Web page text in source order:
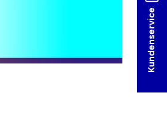
Kundenservice